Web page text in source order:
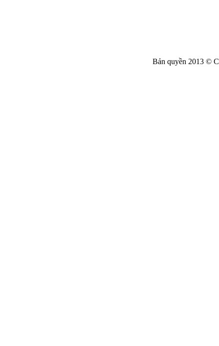
Bản quyền 2013 ©